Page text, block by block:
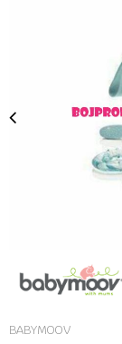
BABYMOOV